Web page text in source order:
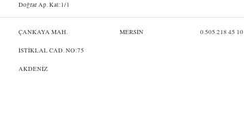
Doğrar Ap. Kat:1/1
ÇANKAYA MAH.
İSTİKLAL CAD. NO:75
AKDENİZ
MERSİN 0.505.218 45 10